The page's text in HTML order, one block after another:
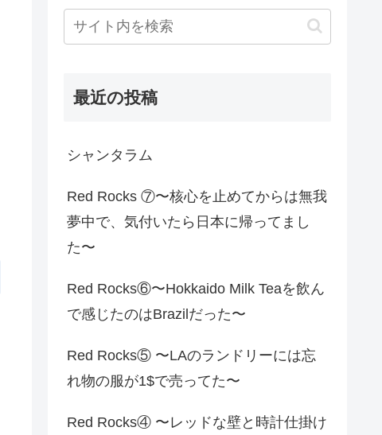
最近の投稿
シャンタラム
Red Rocks ⑦〜核心を止めてからは無我
夢中で、気付いたら日本に帰ってまし
た〜
Red Rocks⑥〜Hokkaido Milk Teaを飲ん
で感じたのはBrazilだった〜
Red Rocks⑤ 〜LAのランドリーには忘
れ物の服が1$で売ってた〜
Red Rocks④ 〜レッドな壁と時計仕掛け